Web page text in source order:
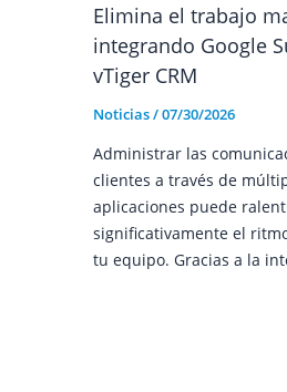
Elimina el trabajo
integrando Google
vTiger CRM
Noticias/07/30/2026
Administrar las
clientes a través de
aplicaciones puede
significativamente el
tu equipo. Gracias a la